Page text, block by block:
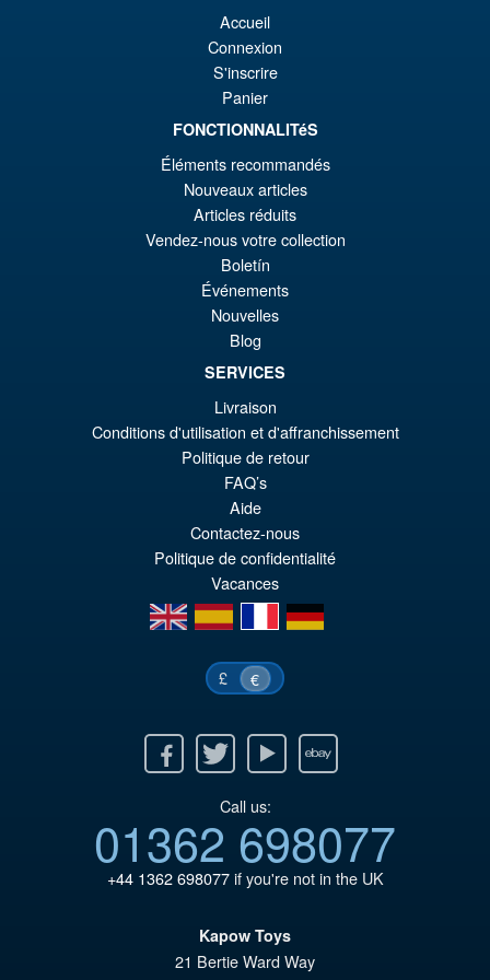
S.H. Figuarts Dragon Ball Z
Frieza First Form and Pod
Reissue ( 2026 )
PRÉ COMMANDE
S.H.MonsterArts Godzilla
Tokyo SOS Kiryu Graphic Plus
( Mechagodzilla )
PRÉ COMMANDE
Accueil
Connexion
S'inscrire
Panier
FONCTIONNALITéS
Éléments recommandés
Nouveaux articles
Articles réduits
Vendez-nous votre collection
Boletín
Événements
Nouvelles
Blog
SERVICES
Livraison
Conditions d'utilisation et d'affranchissement
Politique de retour
FAQ’s
Aide
Contactez-nous
Politique de confidentialité
Vacances
en
es fr de
£ €
Twitter Youtube Ebay
Call us:
01362 698077
+44 1362 698077if you're not in the UK
Kapow Toys
21 Bertie Ward Way